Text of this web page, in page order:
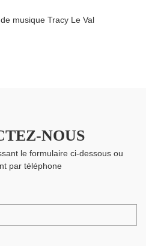
musique Tracy Le Val
NOUS
le formulaire ci-dessous ou
par téléphone